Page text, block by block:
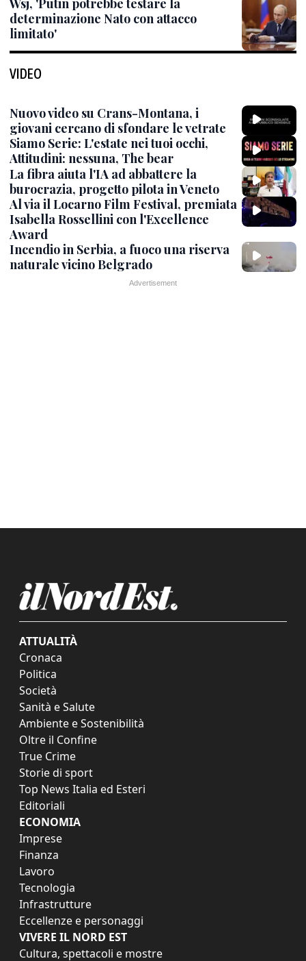
Wsj, 'Putin potrebbe testare la
determinazione Nato con attacco
limitato'
VIDEO
Nuovo video su Crans-Montana, i
giovani cercano di sfondare le vetrate
Siamo Serie: L'estate nei tuoi occhi,
Attitudini: nessuna, The bear
La fibra aiuta l'IA ad abbattere la
burocrazia, progetto pilota in Veneto
Al via il Locarno Film Festival, premiata
Isabella Rossellini con l'Excellence
Award
Incendio in Serbia, a fuoco una riserva
naturale vicino Belgrado
ATTUALITÀ
Cronaca
Politica
Società
Sanità e Salute
Ambiente e Sostenibilità
Oltre il Confine
True Crime
Storie di sport
Top News Italia ed Esteri
Editoriali
ECONOMIA
Imprese
Finanza
Lavoro
Tecnologia
Infrastrutture
Eccellenze e personaggi
VIVERE IL NORD EST
Cultura, spettacoli e mostre